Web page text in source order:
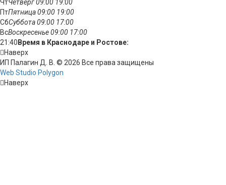
ЧтЧетверг09:00 19:00
ПтПятница09:00 19:00
СбСуббота09:00 17:00
ВсВоскресенье09:00 17:00
21:40 Время в Краснодаре и Ростове:
Наверх
ИП Палагин Д. В. © 2026 Все права защищены
Web Studio Polygon
Наверх